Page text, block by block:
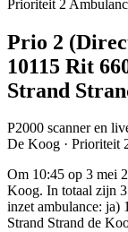
Prioriteit 2
Prio 2
10115 Rit
Strand
P2000 scanner en
De Koog · Prioriteit
Om 10:45 op 3 mei
Koog. In totaal zijn 3
inzet ambulance:
Strand Strand de